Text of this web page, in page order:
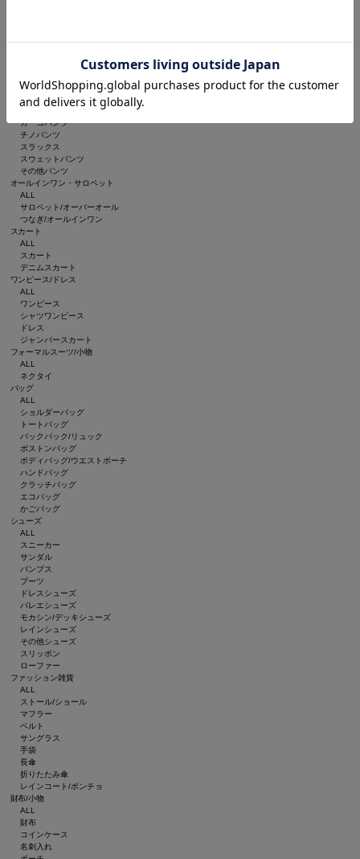
パンツ
ALL
カーゴパンツ
チノパンツ
スラックス
スウェットパンツ
その他パンツ
オールインワン・サロペット
ALL
サロペット/オーバーオール
つなぎ/オールインワン
スカート
ALL
スカート
デニムスカート
ワンピース/ドレス
ALL
ワンピース
シャツワンピース
ドレス
ジャンパースカート
フォーマルスーツ/小物
ALL
ネクタイ
バッグ
ALL
ショルダーバッグ
トートバッグ
バックパック/リュック
ボストンバッグ
ボディバッグ/ウエストポーチ
ハンドバッグ
クラッチバッグ
エコバッグ
かごバッグ
シューズ
ALL
スニーカー
サンダル
パンプス
ブーツ
ドレスシューズ
バレエシューズ
モカシン/デッキシューズ
レインシューズ
その他シューズ
スリッポン
ローファー
ファッション雑貨
ALL
ストール/ショール
マフラー
ベルト
サングラス
手袋
長傘
折りたたみ傘
レインコート/ポンチョ
財布/小物
ALL
財布
コインケース
名刺入れ